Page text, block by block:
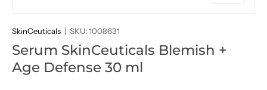
SkinCeuticals | SKU:1008631
Serum SkinCeuticals Blemish +
Age Defense 30 ml